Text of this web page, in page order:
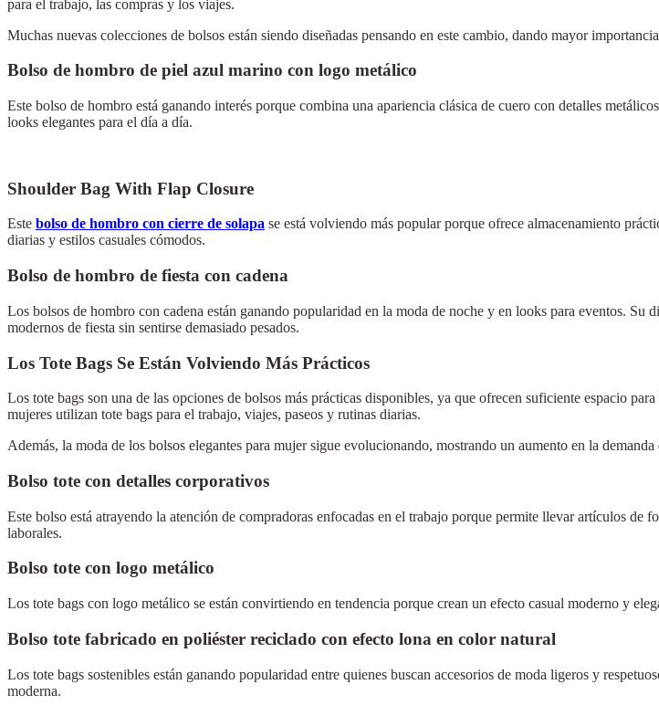
para el trabajo, las compras y los viajes.
Muchas nuevas colecciones de bolsos están siendo diseñadas pensando en este cambio, dando mayor
Bolso de hombro de piel azul marino con logo metálico
Este bolso de hombro está ganando interés porque combina una apariencia clásica de cuero con detalles
looks elegantes para el día a día.
Shoulder Bag With Flap Closure
Este bolso de hombro con cierre de solapa se está volviendo más popular porque ofrece almacenamiento
diarias y estilos casuales cómodos.
Bolso de hombro de fiesta con cadena
Los bolsos de hombro con cadena están ganando popularidad en la moda de noche y en looks para eventos.
modernos de fiesta sin sentirse demasiado pesados.
Los Tote Bags Se Están Volviendo Más Prácticos
Los tote bags son una de las opciones de bolsos más prácticas disponibles, ya que ofrecen suficiente espacio
mujeres utilizan tote bags para el trabajo, viajes, paseos y rutinas diarias.
Además, la moda de los bolsos elegantes para mujer sigue evolucionando, mostrando un aumento en la
Bolso tote con detalles corporativos
Este bolso está atrayendo la atención de compradoras enfocadas en el trabajo porque permite llevar artículos
laborales.
Bolso tote con logo metálico
Los tote bags con logo metálico se están convirtiendo en tendencia porque crean un efecto casual moderno y
Bolso tote fabricado en poliéster reciclado con efecto lona en color natural
Los tote bags sostenibles están ganando popularidad entre quienes buscan accesorios de moda ligeros y
moderna.